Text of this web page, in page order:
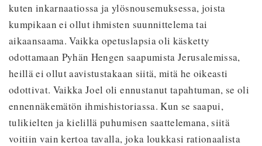
kuten inkarnaatiossa ja ylösnousemuksessa, joista
kumpikaan ei ollut ihmisten suunnittelema tai
aikaansaama. Vaikka opetuslapsia oli käsketty
odottamaan Pyhän Hengen saapumista Jerusalemissa,
heillä ei ollut aavistustakaan siitä, mitä he oikeasti
odottivat. Vaikka Joel oli ennustanut tapahtuman, se oli
ennennäkemätön ihmishistoriassa. Kun se saapui,
tulikielten ja kielillä puhumisen saattelemana, siitä
voitiin vain kertoa tavalla, joka loukkasi rationaalista